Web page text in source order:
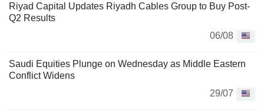
Riyad Capital Updates Riyadh Cables Group to Buy Post-
Q2 Results
06/08
Saudi Equities Plunge on Wednesday as Middle Eastern
Conflict Widens
29/07